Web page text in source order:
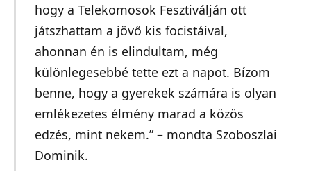
hogy a Telekomosok Fesztiválján ott
játszhattam a jövő kis focistáival,
ahonnan én is elindultam, még
különlegesebbé tette ezt a napot. Bízom
benne, hogy a gyerekek számára is olyan
emlékezetes élmény marad a közös
edzés, mint nekem.” – mondta Szoboszlai
Dominik.